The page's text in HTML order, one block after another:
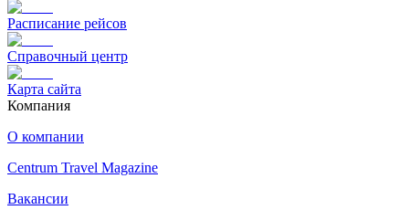
Расписание рейсов
Справочный центр
Карта сайта
Компания
О компании
Centrum Travel Magazine
Вакансии